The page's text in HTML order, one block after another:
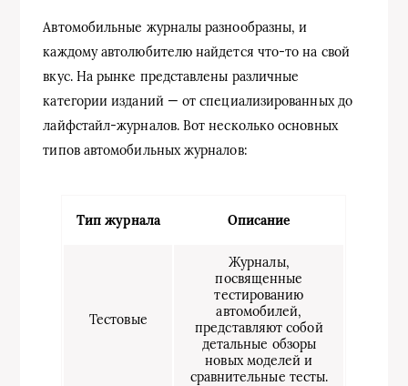
Автомобильные журналы разнообразны, и
каждому автолюбителю найдется что-то на свой
вкус. На рынке представлены различные
категории изданий — от специализированных до
лайфстайл-журналов. Вот несколько основных
типов автомобильных журналов:
Тип журнала Описание
Тестовые
Журналы,
посвященные
тестированию
автомобилей,
представляют собой
детальные обзоры
новых моделей и
сравнительные тесты.